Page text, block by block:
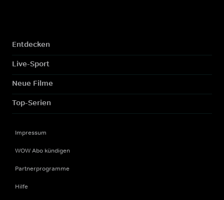
Entdecken
Live-Sport
Neue Filme
Top-Serien
Impressum
WOW Abo kündigen
Partnerprogramme
Hilfe